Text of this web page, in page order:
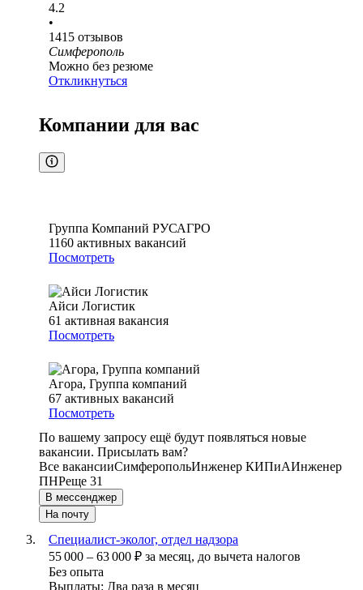
4.2
•
1415 отзывов
Симферополь
Можно без резюме
Откликнуться
Компании для вас
Группа Компаний РУСАГРО
1160 активных вакансий
Посмотреть
Айси Логистик
61 активная вакансия
Посмотреть
Агора, Группа компаний
67 активных вакансий
Посмотреть
По вашему запросу ещё будут появляться новые
вакансии. Присылать вам?
Все вакансииСимферопольИнженер КИПиАИнженер
ПНРеще 31
В мессенджер
На почту
Специалист-эколог, отдел надзора
55 000 – 63 000 ₽ за месяц, до вычета налогов
Без опыта
Выплаты: Два раза в месяц